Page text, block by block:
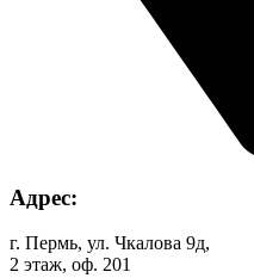
Адрес:
г. Пермь, ул. Чкалова 9д,
2 этаж, оф. 201